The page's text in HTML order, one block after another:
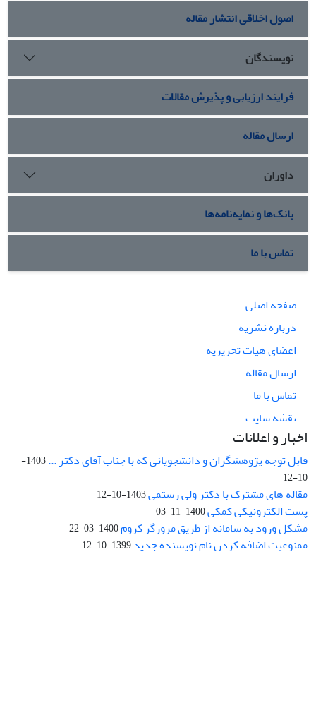
اصول اخلاقی انتشار مقاله
نویسندگان
فرایند ارزیابی و پذیرش مقالات
ارسال مقاله
داوران
بانک‌ها و نمایه‌نامه‌ها
تماس با ما
صفحه اصلی
درباره نشریه
اعضای هیات تحریریه
ارسال مقاله
تماس با ما
نقشه سایت
اخبار و اعلانات
قابل توجه پژوهشگران و دانشجویانی که با جناب آقای دکتر ...
1403-
10-12
مقاله های مشترک با دکتر ولی رستمی1403-10-12
پست الکترونیکی کمکی1400-11-03
مشکل ورود به سامانه از طریق مرورگر کروم1400-03-22
ممنوعیت اضافه کردن نام نویسنده جدید1399-10-12